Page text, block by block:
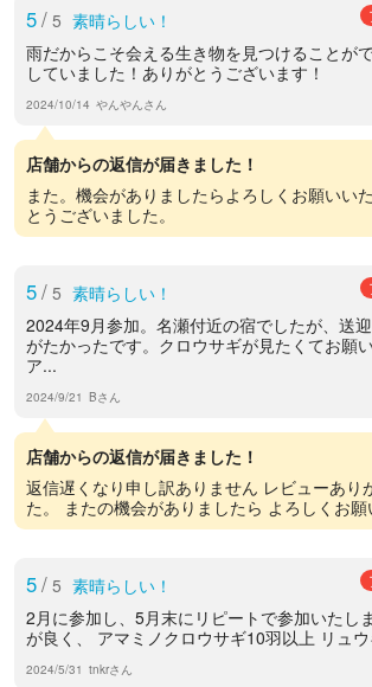
5/ 5 素晴らしい！
雨だからこそ会える生き物を見つけることが
していました！ありがとうございます！
2024/10/14 やんやんさん
店舗からの返信が届きました！
また。機会がありましたらよろしくお願いい
とうございました。
5/ 5 素晴らしい！
2024年9月参加。名瀬付近の宿でしたが、送
がたかったです。クロウサギが見たくてお願
ア...
2024/9/21 Bさん
店舗からの返信が届きました！
返信遅くなり申し訳ありません レビューあり
た。 またの機会がありましたら よろしくお願
5/ 5 素晴らしい！
2月に参加し、5月末にリピートで参加いたし
が良く、 アマミノクロウサギ10羽以上 リュ
2024/5/31 tnkrさん